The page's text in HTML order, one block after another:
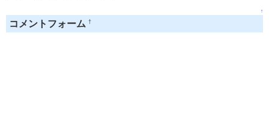
↑
コメントフォーム †